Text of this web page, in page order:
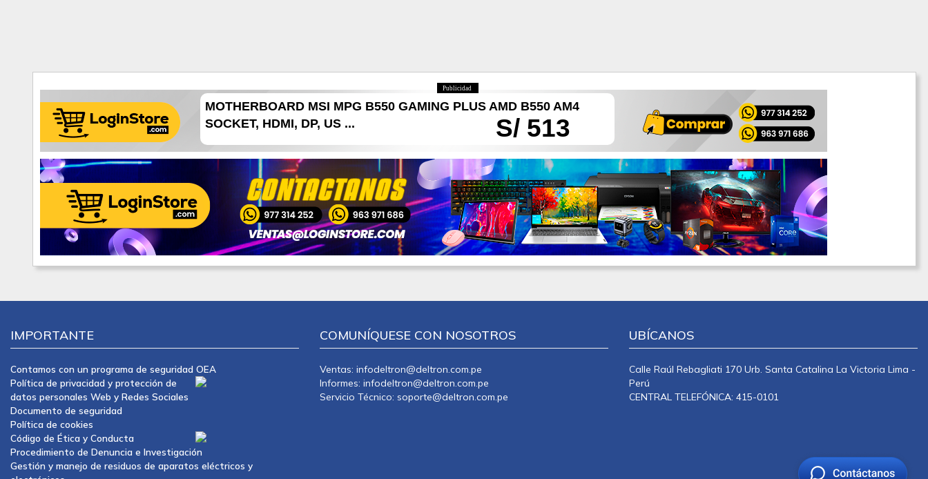
Publicidad
S/ 513
MOTHERBOARD MSI MPG B550 GAMING PLUS AMD B550 AM4
SOCKET, HDMI, DP, US ...
IMPORTANTE
Contamos con un programa de seguridad OEA
Política de privacidad y protección de
datos personales Web y Redes Sociales
Documento de seguridad
Política de cookies
Código de Ética y Conducta
Procedimiento de Denuncia e Investigación
Gestión y manejo de residuos de aparatos eléctricos y
COMUNÍQUESE CON NOSOTROS
Ventas: infodeltron@deltron.com.pe
Informes: infodeltron@deltron.com.pe
Servicio Técnico: soporte@deltron.com.pe
UBÍCANOS
Calle Raúl Rebagliati 170 Urb. Santa Catalina La Victoria Lima -
Perú
CENTRAL TELEFÓNICA: 415-0101